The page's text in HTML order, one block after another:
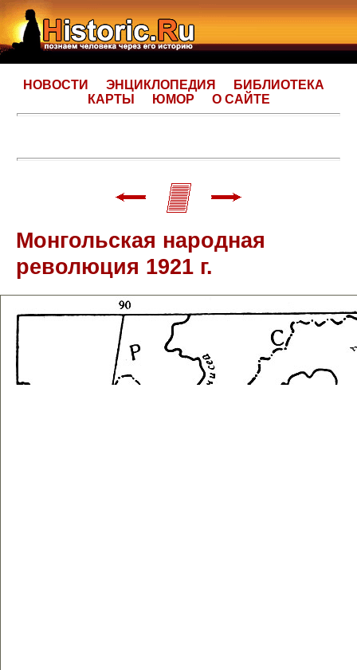
НОВОСТИ ЭНЦИКЛОПЕДИЯ
БИБЛИОТЕКА
КАРТЫ
ЮМОР О САЙТЕ
Монгольская народная
революция 1921 г.